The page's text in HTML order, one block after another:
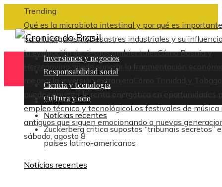
Trending
Qué es la microbiota intestinal y por qué es importante
para tu organismoDesastres industriales y su
la evaluación de riesgos ambientalesCómo Bosnia y
Herzegovina puede superar la fragmentación
mejorar la inversión extranjera
Cómo Trinidad y Tobago
puede convertir la renta energética en oportunidades
empleo técnico y tecnológicoLos festivales de música
antiguos que siguen emocionando a nuevas
sábado, agosto 8
Inversiones y negocios
Responsabilidad social
Ciencia y tecnología
Cultura y ocio
Inicio
Notícias recentes
Zuckerberg critica supostos “tribunais secretos”
países latino-americanos
Notícias recentes